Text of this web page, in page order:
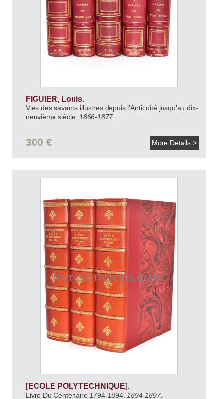
FIGUIER, Louis.
Vies des savants illustres depuis l'Antiquité jusqu'au dix-
neuvième siècle. 1866-1877.
300 € More Details >
[ECOLE POLYTECHNIQUE].
Livre Du Centenaire 1794-1894. 1894-1897.